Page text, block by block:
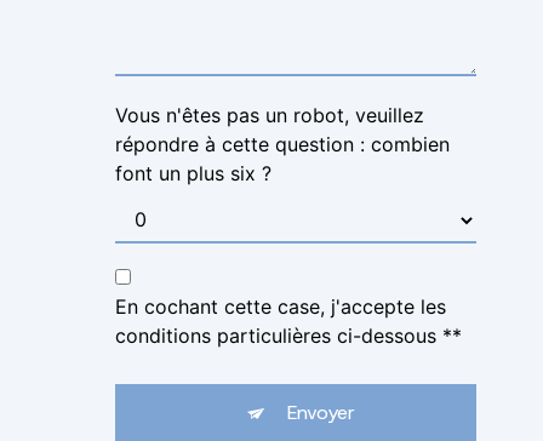
Vous n'êtes pas un robot, veuillez
répondre à cette question : combien
font un plus six ?
En cochant cette case, j'accepte les
conditions particulières ci-dessous **
Envoyer